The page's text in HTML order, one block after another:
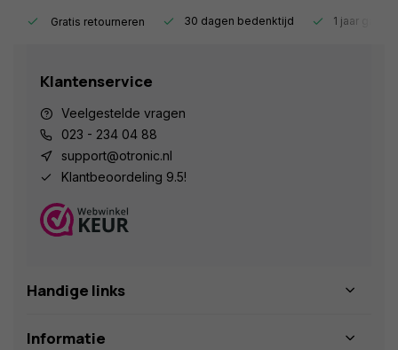
Gratis retourneren 30 dagen bedenktijd 1 jaar
Klantenservice
Veelgestelde vragen
023 - 234 04 88
support@otronic.nl
Klantbeoordeling 9.5!
Handige links
Informatie